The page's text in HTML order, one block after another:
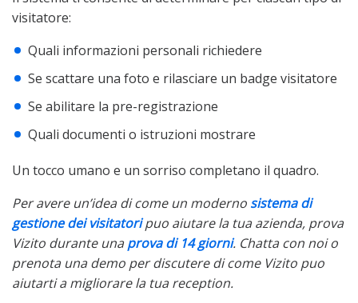
visitatore:
Quali informazioni personali richiedere
Se scattare una foto e rilasciare un badge visitatore
Se abilitare la pre-registrazione
Quali documenti o istruzioni mostrare
Un tocco umano e un sorriso completano il quadro.
Per avere un’idea di come un moderno sistema di
gestione dei visitatoripuo aiutare la tua azienda, prova
Vizito durante una prova di 14 giorni. Chatta con noi o
prenota una demo per discutere di come Vizito puo
aiutarti a migliorare la tua reception.